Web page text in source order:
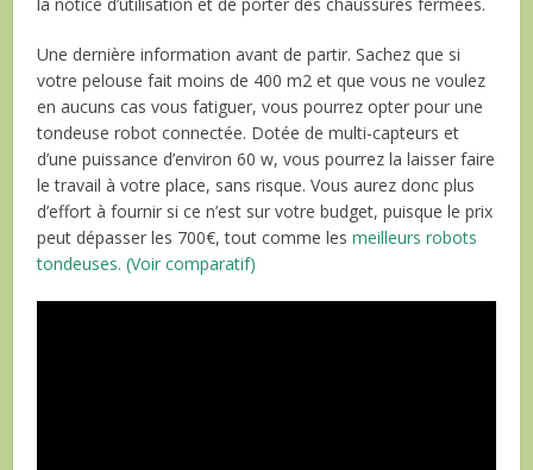
Une dernière information avant de partir. Sachez que si
votre pelouse fait moins de 400 m2 et que vous ne voulez
en aucuns cas vous fatiguer, vous pourrez opter pour une
tondeuse robot connectée. Dotée de multi-capteurs et
d’une puissance d’environ 60 w, vous pourrez la laisser faire
le travail à votre place, sans risque. Vous aurez donc plus
d’effort à fournir si ce n’est sur votre budget, puisque le prix
peut dépasser les 700€, tout comme lesmeilleurs robots
tondeuses. (Voir comparatif)